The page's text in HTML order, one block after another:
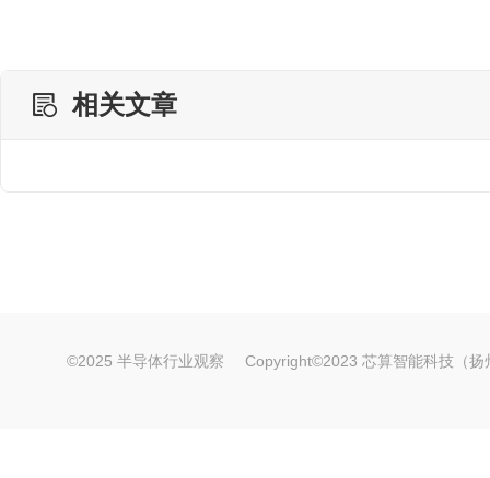
相关文章
©2025 半导体行业观察 Copyright©2023 芯算智能科技（